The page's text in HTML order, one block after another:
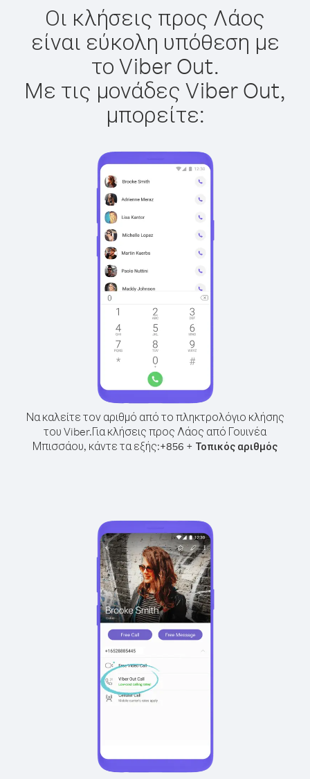
Οι κλήσεις προς Λάος
είναι εύκολη υπόθεση με
το Viber Out.
Με τις μονάδες Viber Out,
μπορείτε:
Να καλείτε τον αριθμό από το πληκτρολόγιο κλήσης
του Viber.Για κλήσεις προς Λάος από Γουινέα
Μπισσάου, κάντε τα εξής:+856 + Τοπικός αριθμός